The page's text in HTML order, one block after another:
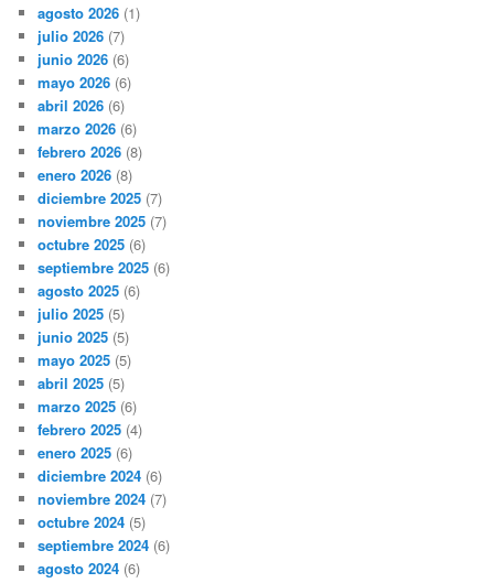
agosto 2026 (1)
julio 2026 (7)
junio 2026 (6)
mayo 2026 (6)
abril 2026 (6)
marzo 2026 (6)
febrero 2026 (8)
enero 2026 (8)
diciembre 2025 (7)
noviembre 2025 (7)
octubre 2025 (6)
septiembre 2025 (6)
agosto 2025 (6)
julio 2025 (5)
junio 2025 (5)
mayo 2025 (5)
abril 2025 (5)
marzo 2025 (6)
febrero 2025 (4)
enero 2025 (6)
diciembre 2024 (6)
noviembre 2024 (7)
octubre 2024 (5)
septiembre 2024 (6)
agosto 2024 (6)